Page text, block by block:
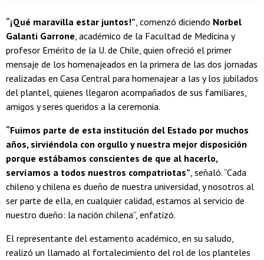
“¡Qué maravilla estar juntos!”, comenzó diciendo Norbel
Galanti Garrone, académico de la Facultad de Medicina y
profesor Emérito de la U. de Chile, quien ofreció el primer
mensaje de los homenajeados en la primera de las dos jornadas
realizadas en Casa Central para homenajear a las y los jubilados
del plantel, quienes llegaron acompañados de sus familiares,
amigos y seres queridos a la ceremonia.
“Fuimos parte de esta institución del Estado por muchos
años, sirviéndola con orgullo y nuestra mejor disposición
porque estábamos conscientes de que al hacerlo,
servíamos a todos nuestros compatriotas”, señaló. “Cada
chileno y chilena es dueño de nuestra universidad, y nosotros al
ser parte de ella, en cualquier calidad, estamos al servicio de
nuestro dueño: la nación chilena”, enfatizó.
El representante del estamento académico, en su saludo,
realizó un llamado al fortalecimiento del rol de los planteles